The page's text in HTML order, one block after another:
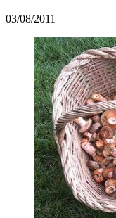
03/08/2011